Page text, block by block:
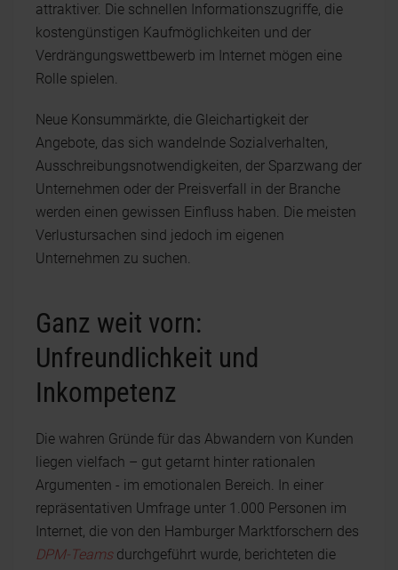
attraktiver. Die schnellen Informationszugriffe, die
kostengünstigen Kaufmöglichkeiten und der
Verdrängungswettbewerb im Internet mögen eine
Rolle spielen.
Neue Konsummärkte, die Gleichartigkeit der
Angebote, das sich wandelnde Sozialverhalten,
Ausschreibungsnotwendigkeiten, der Sparzwang der
Unternehmen oder der Preisverfall in der Branche
werden einen gewissen Einfluss haben. Die meisten
Verlustursachen sind jedoch im eigenen
Unternehmen zu suchen.
Ganz weit vorn:
Unfreundlichkeit und
Inkompetenz
Die wahren Gründe für das Abwandern von Kunden
liegen vielfach – gut getarnt hinter rationalen
Argumenten - im emotionalen Bereich. In einer
repräsentativen Umfrage unter 1.000 Personen im
Internet, die von den Hamburger Marktforschern des
DPM-Teams durchgeführt wurde, berichteten die